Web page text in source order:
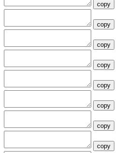
copy
copy
copy
copy
copy
copy
copy
copy